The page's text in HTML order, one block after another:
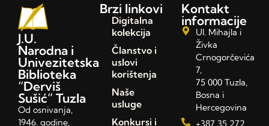
J.U.
Narodna i
Univezitetska
Biblioteka
“Derviš
Sušić” Tuzla
Od osnivanja,
1946. godine,
Brzi linkovi
Digitalna
kolekcija
Članstvo i
uslovi
korištenja
Naše
usluge
Konkursi i
Kontakt
informacije
Ul. Mihajla i
Živka
Crnogorčevića
7,
75 000 Tuzla,
Bosna i
Hercegovina
+387 35 272